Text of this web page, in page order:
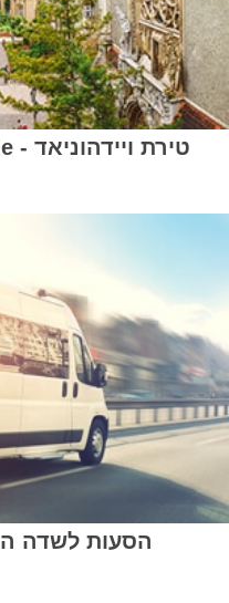
טירת ויידהוניאד - Vajdahunyadvár Castle
הסעות לשדה